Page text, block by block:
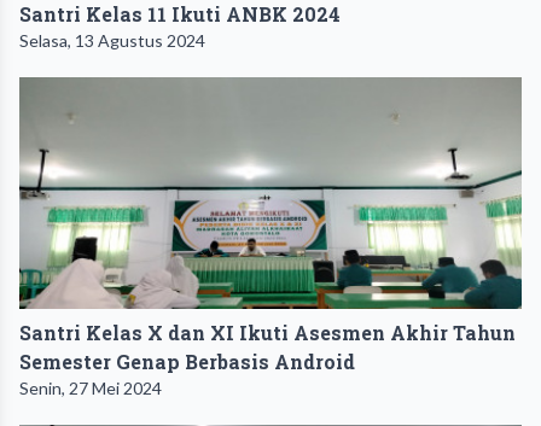
Santri Kelas 11 Ikuti ANBK 2024
Selasa, 13 Agustus 2024
Santri Kelas X dan XI Ikuti Asesmen Akhir Tahun
Semester Genap Berbasis Android
Senin, 27 Mei 2024